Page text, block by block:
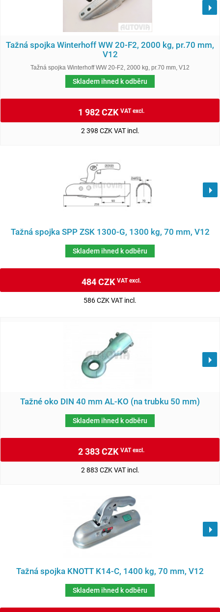
Tažná spojka Winterhoff WW 20-F2, 2000 kg, pr.70 mm,
V12
Tažná spojka Winterhoff WW 20-F2, 2000 kg, pr.70 mm, V12
Skladem ihned k odběru
1 982 CZKVAT excl.
2 398 CZK VAT incl.
Tažná spojka SPP ZSK 1300-G, 1300 kg, 70 mm, V12
Skladem ihned k odběru
484 CZKVAT excl.
586 CZK VAT incl.
Tažné oko DIN 40 mm AL-KO (na trubku 50 mm)
Skladem ihned k odběru
2 383 CZKVAT excl.
2 883 CZK VAT incl.
Tažná spojka KNOTT K14-C, 1400 kg, 70 mm, V12
Skladem ihned k odběru